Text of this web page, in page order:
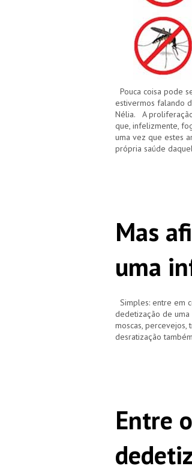
Pouca coisa pode
estivermos falando
Nélia. A proliferação
que, infelizmente,
uma vez que estes
própria saúde
Mas
uma
Simples: entre em
dedetização de uma
moscas, percevejos,
desratização
Entre